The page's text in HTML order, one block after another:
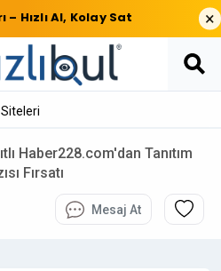
– Hızlı Al, Kolay Sat ×
Haber228.com'dan Tanıtım
Fırsatı
Mesaj At